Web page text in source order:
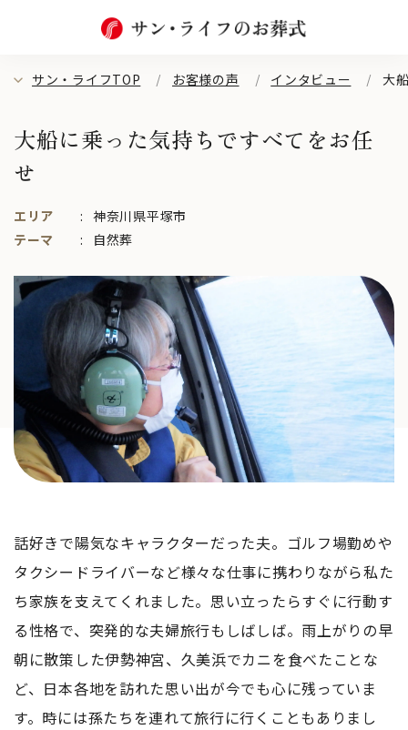
サン・ライフTOP お客様の声 インタビュー 大
大船に乗った気持ちですべてをお任
せ
エリア
神奈川県平塚市
テーマ
自然葬
話好きで陽気なキャラクターだった夫。ゴルフ場勤めや
タクシードライバーなど様々な仕事に携わりながら私た
ち家族を支えてくれました。思い立ったらすぐに行動す
る性格で、突発的な夫婦旅行もしばしば。雨上がりの早
朝に散策した伊勢神宮、久美浜でカニを食べたことな
ど、日本各地を訪れた思い出が今でも心に残っていま
す。時には孫たちを連れて旅行に行くこともありまし